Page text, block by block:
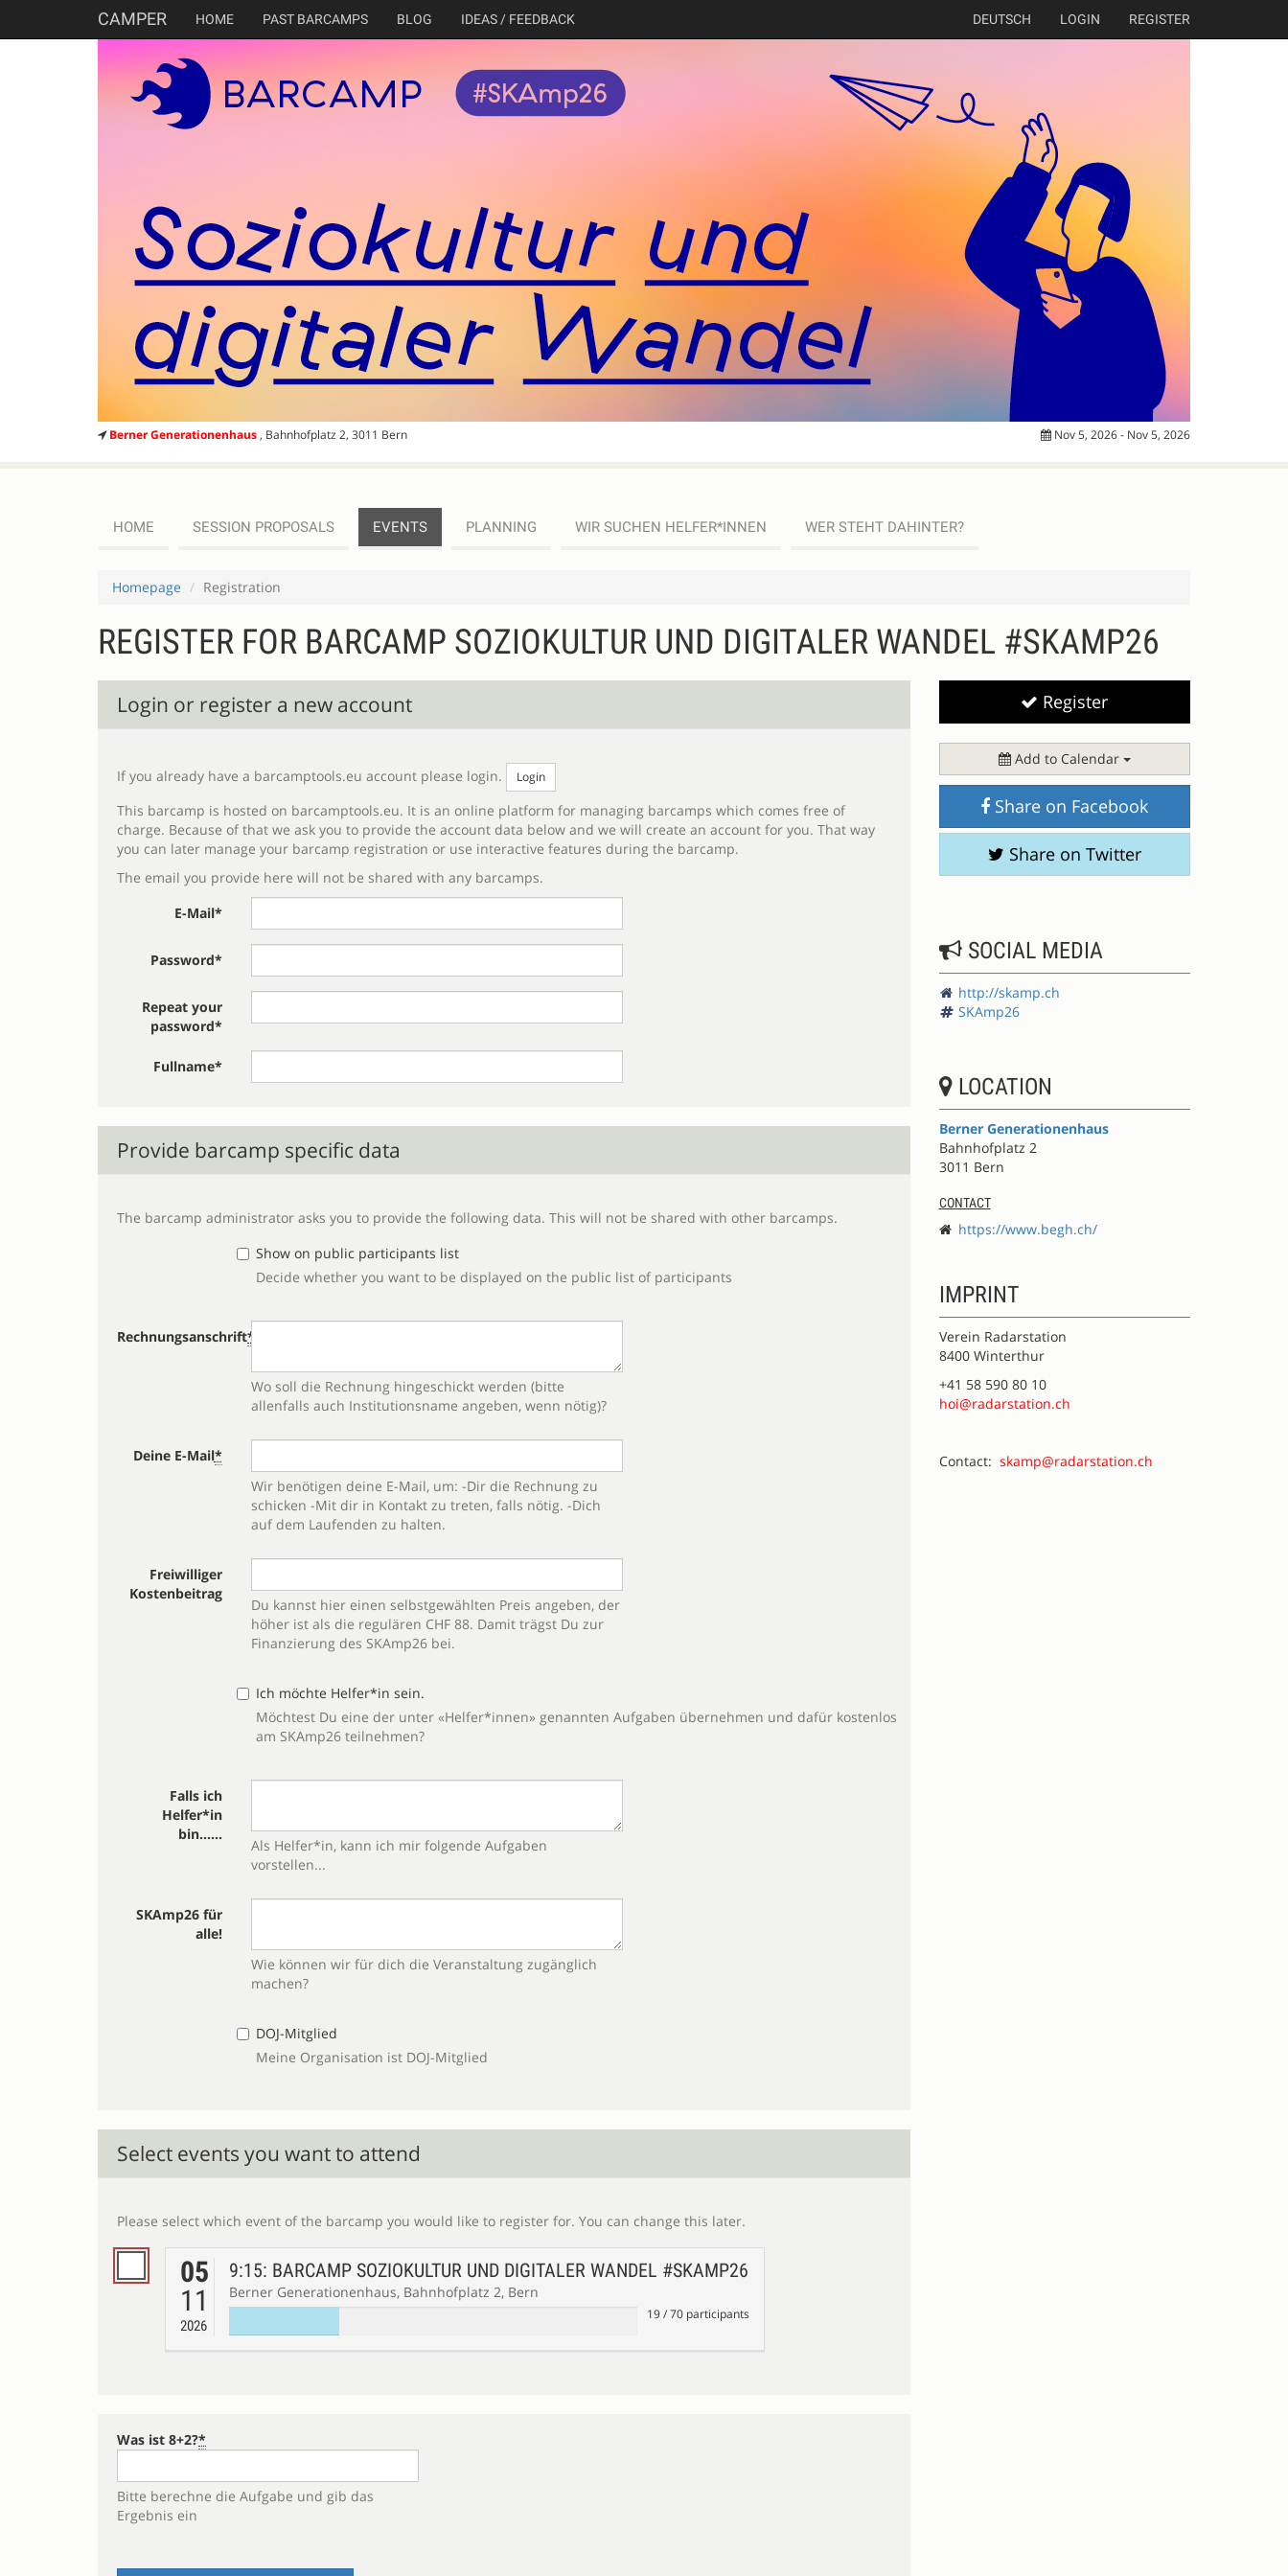
CAMPER HOME PAST BARCAMPS BLOG IDEAS / FEEDBACK DEUTSCH LOGIN REGISTER
Berner Generationenhaus, Bahnhofplatz 2, 3011 Bern Nov 5, 2026 - Nov 5, 2026
HOME SESSION PROPOSALS EVENTS PLANNING WIR SUCHEN HELFER*INNEN WER STEHT DAHINTER?
Homepage Registration
REGISTER FOR BARCAMP SOZIOKULTUR UND DIGITALER WANDEL #SKAMP26
Register
Login or register a new account
If you already have a barcamptools.eu account please login. Login
This barcamp is hosted on barcamptools.eu. It is an online platform for managing barcamps which comes free of
charge. Because of that we ask you to provide the account data below and we will create an account for you. That way
you can later manage your barcamp registration or use interactive features during the barcamp.
The email you provide here will not be shared with any barcamps.
E-Mail*
Password*
Repeat your
password*
Fullname*
Provide barcamp specific data
The barcamp administrator asks you to provide the following data. This will not be shared with other barcamps.
Show on public participants list
Decide whether you want to be displayed on the public list of participants
Rechnungsanschrift*
Wo soll die Rechnung hingeschickt werden (bitte
allenfalls auch Institutionsname angeben, wenn nötig)?
Deine E-Mail*
Wir benötigen deine E-Mail, um: -Dir die Rechnung zu
schicken -Mit dir in Kontakt zu treten, falls nötig. -Dich
auf dem Laufenden zu halten.
Freiwilliger
Kostenbeitrag
Du kannst hier einen selbstgewählten Preis angeben, der
höher ist als die regulären CHF 88. Damit trägst Du zur
Finanzierung des SKAmp26 bei.
Ich möchte Helfer*in sein.
Möchtest Du eine der unter «Helfer*innen» genannten Aufgaben übernehmen und dafür kostenlos
am SKAmp26 teilnehmen?
Falls ich
Helfer*in
bin......
Als Helfer*in, kann ich mir folgende Aufgaben
vorstellen...
SKAmp26 für
alle!
Wie können wir für dich die Veranstaltung zugänglich
machen?
DOJ-Mitglied
Meine Organisation ist DOJ-Mitglied
Select events you want to attend
Please select which event of the barcamp you would like to register for. You can change this later.
05
11
2026
9:15: BARCAMP SOZIOKULTUR UND DIGITALER WANDEL #SKAMP26
Berner Generationenhaus, Bahnhofplatz 2, Bern
19/70 participants
Was ist 8+2?*
Bitte berechne die Aufgabe und gib das
Ergebnis ein
Register
Add to Calendar
Share on Facebook
Share on Twitter
SOCIAL MEDIA
http://skamp.ch
SKAmp26
LOCATION
Berner Generationenhaus
Bahnhofplatz 2
3011 Bern
CONTACT
https://www.begh.ch/
IMPRINT
Verein Radarstation
8400 Winterthur
+41 58 590 80 10
hoi@radarstation.ch
Contact: skamp@radarstation.ch